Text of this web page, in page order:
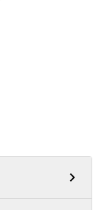
chevron_right